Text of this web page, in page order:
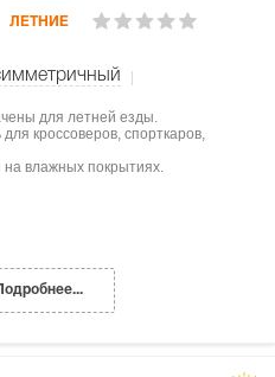
ЛЕТНИЕ
для летней езды.
кроссоверов, спорткаров,
влажных покрытиях.
Подробнее...